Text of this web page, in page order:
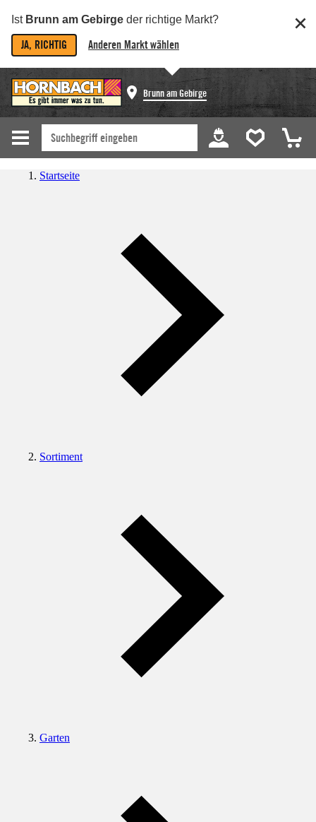
Ist Brunn am Gebirge der richtige Markt?
JA, RICHTIG Anderen Markt wählen
Brunn am Gebirge
Startseite
Sortiment
Garten